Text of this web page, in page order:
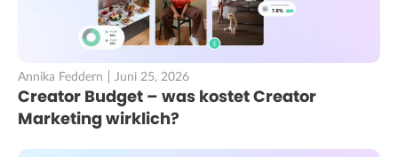
Annika Feddern Juni 25, 2026
Creator Budget – was kostet Creator
Marketing wirklich?